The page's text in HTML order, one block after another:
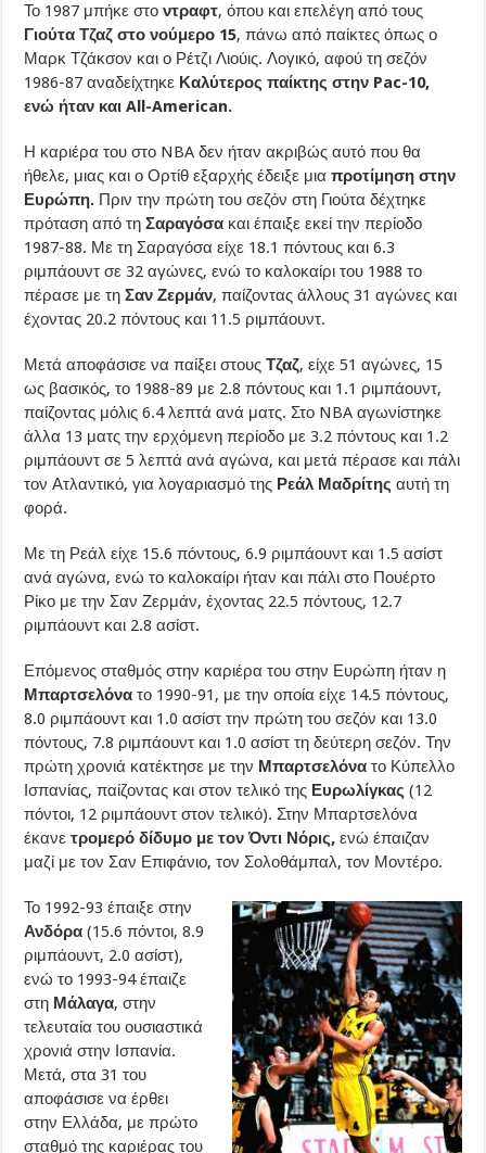
Το 1987 μπήκε στοντραφτ, όπου και επελέγη από τους
Γιούτα Τζαζ στο νούμερο 15, πάνω από παίκτες όπως ο
Μαρκ Τζάκσον και ο Ρέτζι Λιούις. Λογικό, αφού τη σεζόν
1986-87 αναδείχτηκε Καλύτερος παίκτης στην Pac-10,
ενώ ήταν και All-American.
Η καριέρα του στο NBA δεν ήταν ακριβώς αυτό που θα
ήθελε, μιας και ο Ορτίθ εξαρχής έδειξε μιαπροτίμηση στην
Ευρώπη. Πριν την πρώτη του σεζόν στη Γιούτα δέχτηκε
πρόταση από τηΣαραγόσα και έπαιξε εκεί την περίοδο
1987-88. Με τη Σαραγόσα είχε 18.1 πόντους και 6.3
ριμπάουντ σε 32 αγώνες, ενώ το καλοκαίρι του 1988 το
πέρασε με τηΣαν Ζερμάν, παίζοντας άλλους 31 αγώνες και
έχοντας 20.2 πόντους και 11.5 ριμπάουντ.
Μετά αποφάσισε να παίξει στουςΤζαζ, είχε 51 αγώνες, 15
ως βασικός, το 1988-89 με 2.8 πόντους και 1.1 ριμπάουντ,
παίζοντας μόλις 6.4 λεπτά ανά ματς. Στο NBA αγωνίστηκε
άλλα 13 ματς την ερχόμενη περίοδο με 3.2 πόντους και 1.2
ριμπάουντ σε 5 λεπτά ανά αγώνα, και μετά πέρασε και πάλι
τον Ατλαντικό, για λογαριασμό της Ρεάλ Μαδρίτηςαυτή τη
φορά.
Με τη Ρεάλ είχε 15.6 πόντους, 6.9 ριμπάουντ και 1.5 ασίστ
ανά αγώνα, ενώ το καλοκαίρι ήταν και πάλι στο Πουέρτο
Ρίκο με την Σαν Ζερμάν, έχοντας 22.5 πόντους, 12.7
ριμπάουντ και 2.8 ασίστ.
Επόμενος σταθμός στην καριέρα του στην Ευρώπη ήταν η
Μπαρτσελόνατο 1990-91, με την οποία είχε 14.5 πόντους,
8.0 ριμπάουντ και 1.0 ασίστ την πρώτη του σεζόν και 13.0
πόντους, 7.8 ριμπάουντ και 1.0 ασίστ τη δεύτερη σεζόν. Την
πρώτη χρονιά κατέκτησε με την Μπαρτσελόνατο Κύπελλο
Ισπανίας, παίζοντας και στον τελικό της Ευρωλίγκας(12
πόντοι, 12 ριμπάουντ στον τελικό). Στην Μπαρτσελόνα
έκανετρομερό δίδυμο με τον Όντι Νόρις, ενώ έπαιζαν
μαζί με τον Σαν Επιφάνιο, τον Σολοθάμπαλ, τον Μοντέρο.
Το 1992-93 έπαιξε στην
Ανδόρα(15.6 πόντοι, 8.9
ριμπάουντ, 2.0 ασίστ),
ενώ το 1993-94 έπαιζε
στη Μάλαγα, στην
τελευταία του ουσιαστικά
χρονιά στην Ισπανία.
Μετά, στα 31 του
αποφάσισε να έρθει
στην Ελλάδα, με πρώτο
σταθμό της καριέρας του